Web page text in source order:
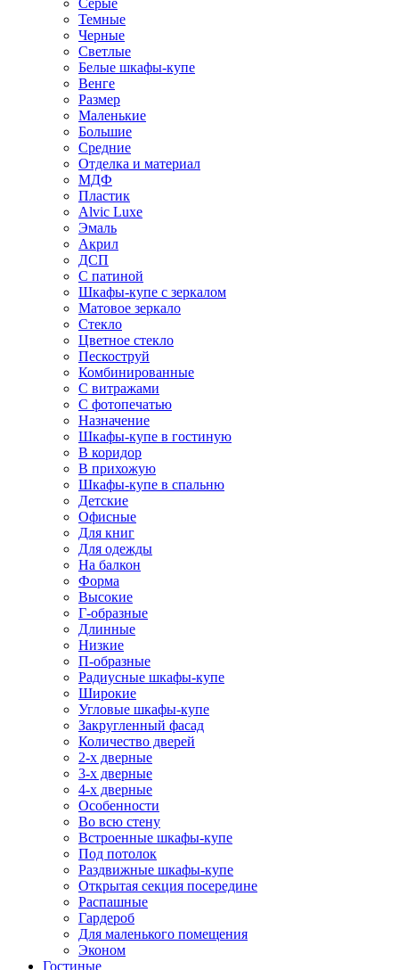
Серые
Темные
Черные
Светлые
Белые шкафы-купе
Венге
Размер
Маленькие
Большие
Средние
Отделка и материал
МДФ
Пластик
Alvic Luxe
Эмаль
Акрил
ДСП
С патиной
Шкафы-купе с зеркалом
Матовое зеркало
Стекло
Цветное стекло
Пескоструй
Комбинированные
С витражами
С фотопечатью
Назначение
Шкафы-купе в гостиную
В коридор
В прихожую
Шкафы-купе в спальню
Детские
Офисные
Для книг
Для одежды
На балкон
Форма
Высокие
Г-образные
Длинные
Низкие
П-образные
Радиусные шкафы-купе
Широкие
Угловые шкафы-купе
Закругленный фасад
Количество дверей
2-х дверные
3-х дверные
4-х дверные
Особенности
Во всю стену
Встроенные шкафы-купе
Под потолок
Раздвижные шкафы-купе
Открытая секция посередине
Распашные
Гардероб
Для маленького помещения
Эконом
Гостиные